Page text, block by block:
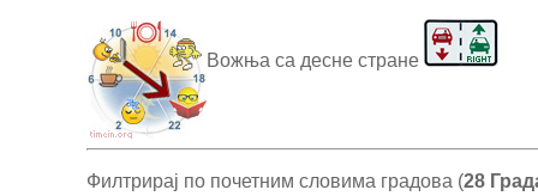
Вожња са десне стране
Филтрирај по почетним словима градова (28